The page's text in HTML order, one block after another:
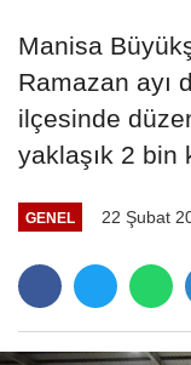
Manisa
Ramazan ayı
ilçesinde
yaklaşık 2 bin
GENEL 22 Şubat